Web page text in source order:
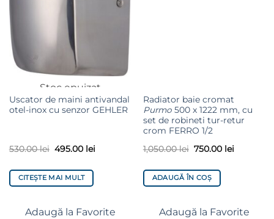
Stoc epuizat
Uscator de maini antivandal
otel-inox cu senzor GEHLER
530.00lei 495.00 lei
CITEȘTE MAI MULT
Adaugă la Favorite
Radiator baie cromat
Purmo500 x 1222 mm, cu
set de robineti tur-retur
crom FERRO 1/2
1,050.00lei 750.00 lei
ADAUGĂ ÎN COȘ
Adaugă la Favorite